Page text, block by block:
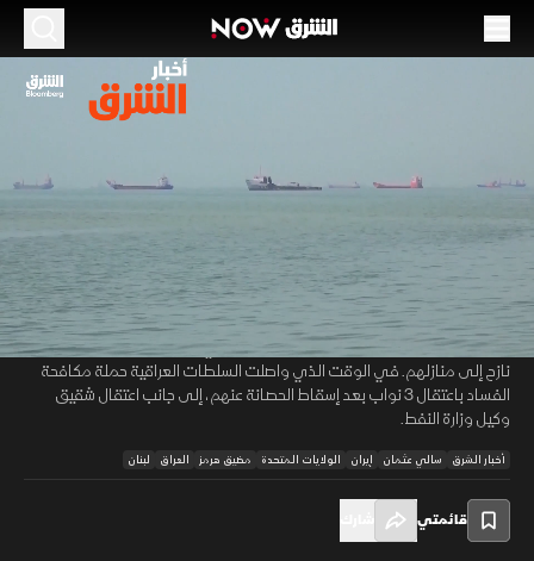
00:12/51:19
إيران تحذر أميركا.. والعراق يوسع حملة مكافحة
الفساد
03 يوليو 2026 أخبار
أخبار الشرق
حذر كبير المفاوضين الإيرانيين الولايات المتحدة من التدخل في شؤون مضيق
هرمز، بالتزامن مع محادثات إيرانية باكستانية في طهران. فيما يترقب لبنان
الانتقال إلى المرحلة التنفيذية من الاتفاق الإطاري بعد عودة أكثر من 640 ألف
نازح إلى منازلهم. في الوقت الذي واصلت السلطات العراقية حملة مكافحة
الفساد باعتقال 3 نواب بعد إسقاط الحصانة عنهم، إلى جانب اعتقال شقيق
وكيل وزارة النفط.
أخبار الشرق سالي عثمان إيران الولايات المتحدة مضيق هرمز العراق لبنان
قائمتي